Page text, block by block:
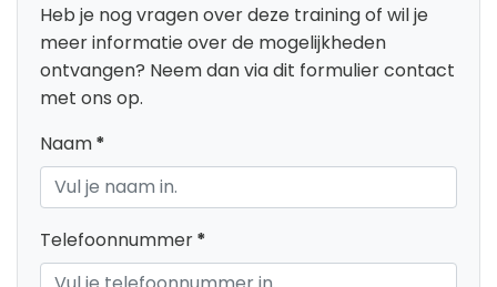
Heb je nog vragen over deze training of wil je
meer informatie over de mogelijkheden
ontvangen? Neem dan via dit formulier contact
met ons op.
Naam*
Telefoonnummer*